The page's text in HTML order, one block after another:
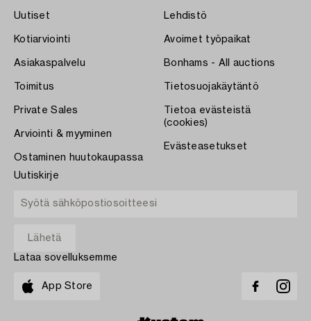
Uutiset
Kotiarviointi
Asiakaspalvelu
Toimitus
Private Sales
Arviointi & myyminen
Ostaminen huutokaupassa
Lehdistö
Avoimet työpaikat
Bonhams - All auctions
Tietosuojakäytäntö
Tietoa evästeistä
(cookies)
Evästeasetukset
Uutiskirje
Lataa sovelluksemme
App Store